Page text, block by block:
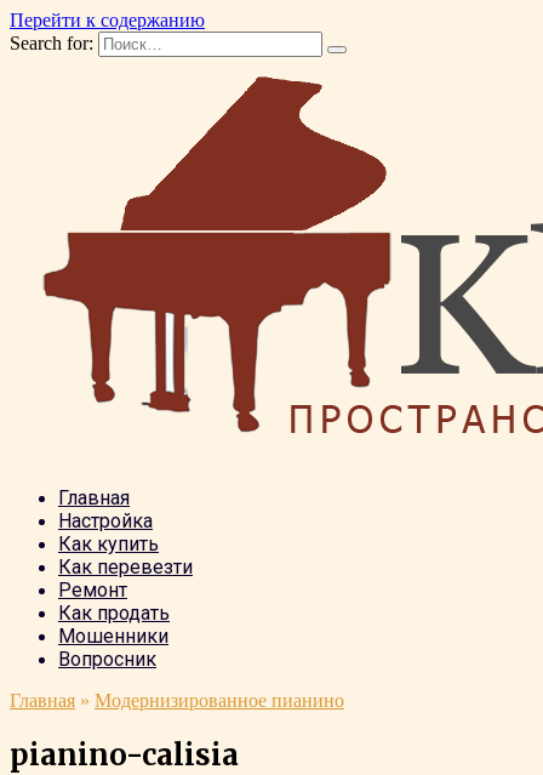
Перейти к содержанию
Search for:
Главная
Настройка
Как купить
Как перевезти
Ремонт
Как продать
Мошенники
Вопросник
Главная » Модернизированное пианино
pianino-calisia